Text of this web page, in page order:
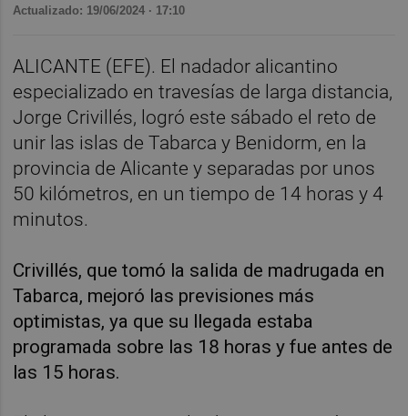
Actualizado: 19/06/2024 · 17:10
ALICANTE (EFE). El nadador alicantino
especializado en travesías de larga distancia,
Jorge Crivillés, logró este sábado el reto de
unir las islas de Tabarca y Benidorm, en la
provincia de Alicante y separadas por unos
50 kilómetros, en un tiempo de 14 horas y 4
minutos.
Crivillés, que tomó la salida de madrugada en
Tabarca, mejoró las previsiones más
optimistas, ya que su llegada estaba
programada sobre las 18 horas y fue antes de
las 15 horas.